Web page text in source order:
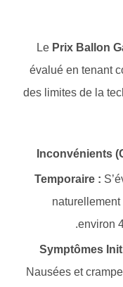
Le Prix Ballon
évalué en tenant
des limites de la
Inconvénients
Temporaire :
naturellement
environ
Symptômes
Nausées et